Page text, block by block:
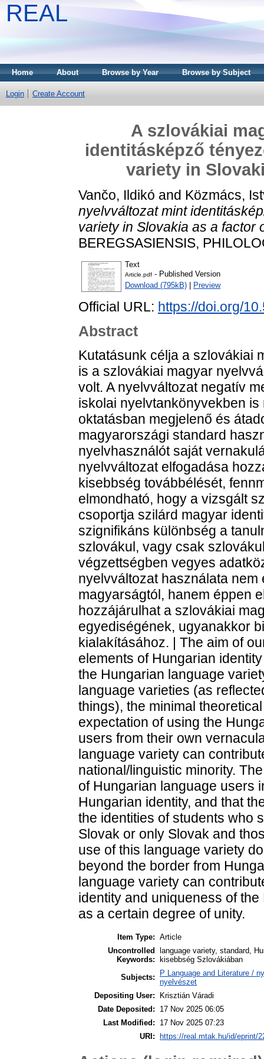
REAL
Home About Browse by Year Browse by Subject
Login Create Account
A szlovákiai
identitásképző
variety in
Vančo, Ildikó and Közmács,
nyelvváltozat mint
variety in Slovakia as a factor
BEREGSASIENSIS,
Text
Article.pdf - Published Version
Download (795kB)
Preview
Official URL: https://doi.org/
Abstract
Kutatásunk célja a szlovákiai
is a szlovákiai magyar
volt. A nyelvváltozat negatív
iskolai nyelvtankönyvekben
oktatásban megjelenő és
magyarországi standard
nyelvhasználót saját
nyelvváltozat elfogadása
kisebbség továbbélését,
elmondható, hogy a vizsgált
csoportja szilárd magyar
szignifikáns különbség a
szlovákul, vagy csak
végzettségben vegyes
nyelvváltozat használata
magyarságtól, hanem éppen
hozzájárulhat a szlovákiai
egyediségének, ugyanakkor
kialakításához. | The aim of
elements of Hungarian
the Hungarian language
language varieties (as
things), the minimal
expectation of using the
users from their own
language variety can
national/linguistic minority.
of Hungarian language users
Hungarian identity, and that
the identities of students who
Slovak or only Slovak and
use of this language variety
beyond the border from
language variety can
identity and uniqueness of
as a certain degree of unity.
Item Type: Article
Uncontrolled
Keywords:
language variety, standard,
kisebbség Szlovákiában
Subjects:
P Language and Literature /
nyelvészet
Depositing User:
Krisztián Váradi
Date Deposited:
17 Nov 2025 06:05
Last Modified:
17 Nov 2025 07:23
URI:
https://real.mtak.hu/id/eprint/